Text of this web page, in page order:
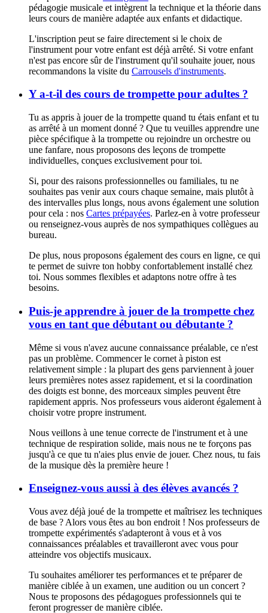
pédagogie musicale et intègrent la technique et la théorie dans
leurs cours de manière adaptée aux enfants et didactique.
L'inscription peut se faire directement si le choix de
l'instrument pour votre enfant est déjà arrêté. Si votre enfant
n'est pas encore sûr de l'instrument qu'il souhaite jouer, nous
recommandons la visite du Carrousels d'instruments.
Y a-t-il des cours de trompette pour adultes ?
Tu as appris à jouer de la trompette quand tu étais enfant et tu
as arrêté à un moment donné ? Que tu veuilles apprendre une
pièce spécifique à la trompette ou rejoindre un orchestre ou
une fanfare, nous proposons des leçons de trompette
individuelles, conçues exclusivement pour toi.
Si, pour des raisons professionnelles ou familiales, tu ne
souhaites pas venir aux cours chaque semaine, mais plutôt à
des intervalles plus longs, nous avons également une solution
pour cela : nos Cartes prépayées. Parlez-en à votre professeur
ou renseignez-vous auprès de nos sympathiques collègues au
bureau.
De plus, nous proposons également des cours en ligne, ce qui
te permet de suivre ton hobby confortablement installé chez
toi. Nous sommes flexibles et adaptons notre offre à tes
besoins.
Puis-je apprendre à jouer de la trompette chez
vous en tant que débutant ou débutante ?
Même si vous n'avez aucune connaissance préalable, ce n'est
pas un problème. Commencer le cornet à piston est
relativement simple : la plupart des gens parviennent à jouer
leurs premières notes assez rapidement, et si la coordination
des doigts est bonne, des morceaux simples peuvent être
rapidement appris. Nos professeurs vous aideront également à
choisir votre propre instrument.
Nous veillons à une tenue correcte de l'instrument et à une
technique de respiration solide, mais nous ne te forçons pas
jusqu'à ce que tu n'aies plus envie de jouer. Chez nous, tu fais
de la musique dès la première heure !
Enseignez-vous aussi à des élèves avancés ?
Vous avez déjà joué de la trompette et maîtrisez les techniques
de base ? Alors vous êtes au bon endroit ! Nos professeurs de
trompette expérimentés s'adapteront à vous et à vos
connaissances préalables et travailleront avec vous pour
atteindre vos objectifs musicaux.
Tu souhaites améliorer tes performances et te préparer de
manière ciblée à un examen, une audition ou un concert ?
Nous te proposons des pédagogues professionnels qui te
feront progresser de manière ciblée.